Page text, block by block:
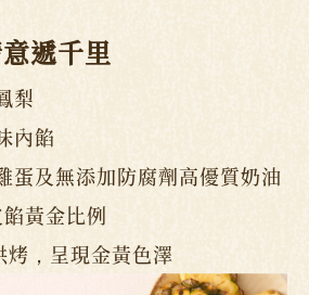
遞千里
梨
內餡
蛋及無添加防腐劑高優質奶油
黃金比例
烤，呈現金黃色澤